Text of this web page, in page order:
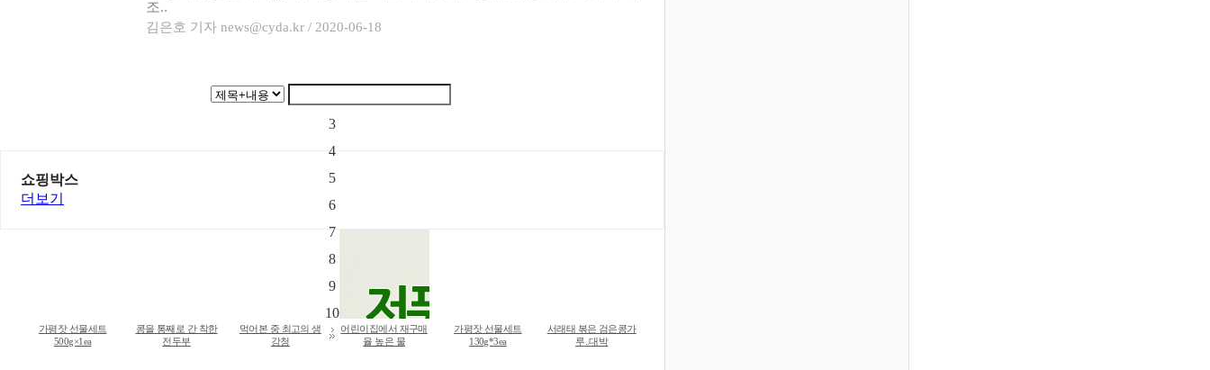
조..
김은호 기자 news@cyda.kr / 2020-06-18
3
4
5
6
7
8
9
10
쇼핑박스
더보기
가평잣 선물세트
500g×1ea
콩을 통째로 간 착한
전두부
먹어본 중 최고의 생
강청
어린이집에서 재구매
율 높은 물
가평잣 선물세트
130g*3ea
서래태 볶은 검은콩가
루..대박